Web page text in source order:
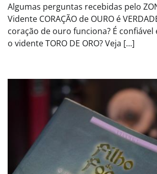
Algumas perguntas recebidas pelo
Vidente CORAÇÃO de OURO é
coração de ouro funciona? É confiável
o vidente TORO DE ORO? Veja […]